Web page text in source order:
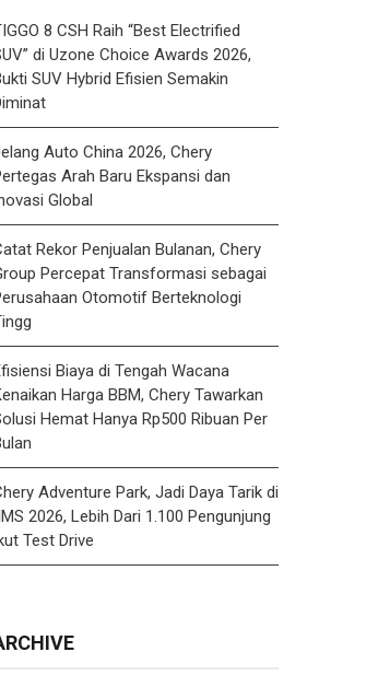
8 CSH Raih “Best Electrified
di Uzone Choice Awards 2026,
SUV Hybrid Efisien Semakin
Auto China 2026, Chery
Arah Baru Ekspansi dan
Global
Rekor Penjualan Bulanan, Chery
Percepat Transformasi sebagai
Otomotif Berteknologi
Biaya di Tengah Wacana
Harga BBM, Chery Tawarkan
Hemat Hanya Rp500 Ribuan Per
Adventure Park, Jadi Daya Tarik di
2026, Lebih Dari 1.100 Pengunjung
Test Drive